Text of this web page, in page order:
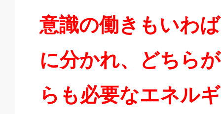
意識の働きもいわ
に分かれ、どちら
らも必要なエネル